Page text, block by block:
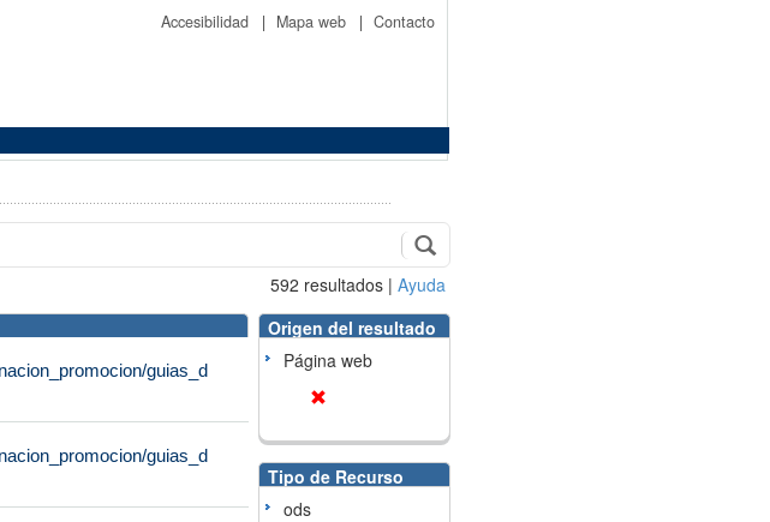
Accesibilidad | Mapa web | Contacto
592 resultados | Ayuda
guias_d
guias_d
Origen del resultado
Página web
Tipo de Recurso
ods